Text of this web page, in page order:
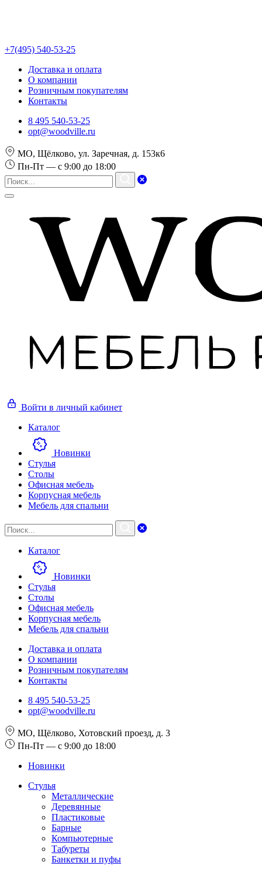
+7(495) 540-53-25
Доставка и оплата
О компании
Розничным покупателям
Контакты
8 495 540-53-25
opt@woodville.ru
МО, Щёлково, ул. Заречная, д. 153к6
Пн-Пт — с 9:00 до 18:00
Войти в личный кабинет
Каталог
Новинки
Стулья
Столы
Офисная мебель
Корпусная мебель
Мебель для спальни
Каталог
Новинки
Стулья
Столы
Офисная мебель
Корпусная мебель
Мебель для спальни
Доставка и оплата
О компании
Розничным покупателям
Контакты
8 495 540-53-25
opt@woodville.ru
МО, Щёлково, Хотовский проезд, д. 3
Пн-Пт — с 9:00 до 18:00
Новинки
Стулья
Металлические
Деревянные
Пластиковые
Барные
Компьютерные
Табуреты
Банкетки и пуфы